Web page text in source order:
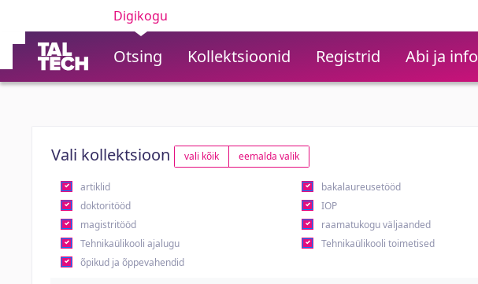
Digikogu
Otsing Kollektsioonid Registrid Abi ja info
Vali kollektsioon vali kõik eemalda valik
artiklid bakalaureusetööd
doktoritööd
IOP
magistritööd
raamatukogu väljaanded
Tehnikaülikooli ajalugu
Tehnikaülikooli toimetised
õpikud ja õppevahendid